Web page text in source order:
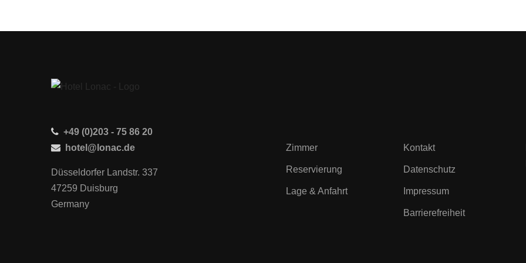
+49 (0)203 - 75 86 20
hotel@lonac.de
Düsseldorfer Landstr. 337
47259 Duisburg
Germany
Zimmer
Reservierung
Lage & Anfahrt
Kontakt
Datenschutz
Impressum
Barrierefreiheit